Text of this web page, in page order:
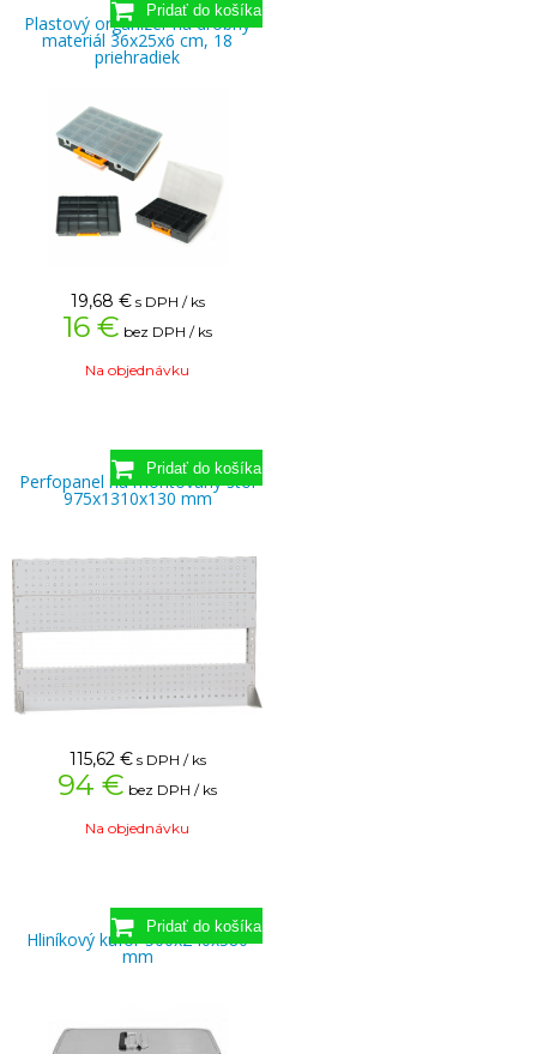
Plastový organizér na drobný
materiál 36x25x6 cm, 18
priehradiek
19,68 € s DPH / ks
16 € bez DPH / ks
Na objednávku
Perfopanel na montovaný stôl
975x1310x130 mm
115,62 € s DPH / ks
94 € bez DPH / ks
Na objednávku
Hliníkový kufor 500x240x380
mm